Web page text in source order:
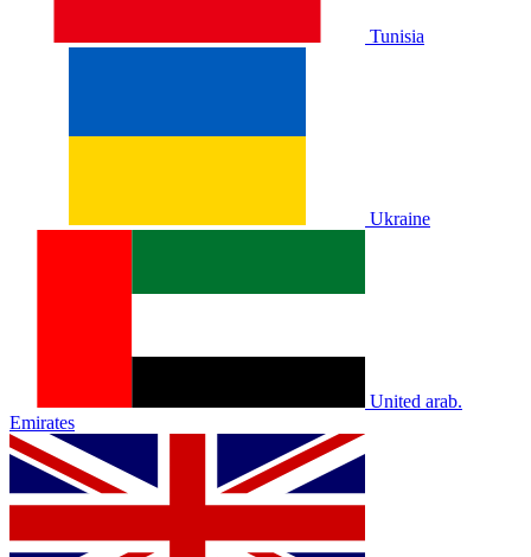
Tunisia
Ukraine
United arab.
Emirates